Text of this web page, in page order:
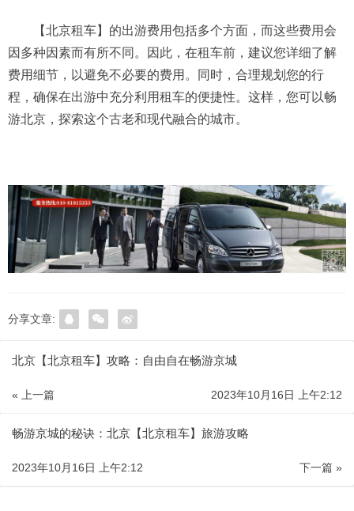
【北京租车】的出游费用包括多个方面，而这些费用会
因多种因素而有所不同。因此，在租车前，建议您详细了解
费用细节，以避免不必要的费用。同时，合理规划您的行
程，确保在出游中充分利用租车的便捷性。这样，您可以畅
游北京，探索这个古老和现代融合的城市。
分享文章:
北京【北京租车】攻略：自由自在畅游京城
« 上一篇 2023年10月16日 上午2:12
畅游京城的秘诀：北京【北京租车】旅游攻略
下一篇 »
2023年10月16日 上午2:12